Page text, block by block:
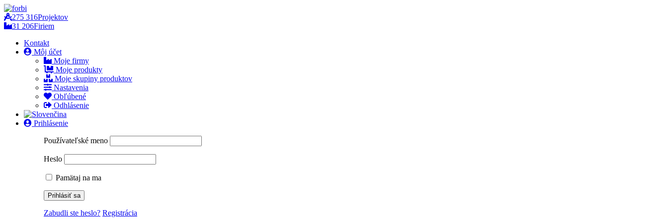
275 316Projektov
31 206Firiem
Kontakt
Môj účet
Moje firmy
Moje produkty
Moje skupiny produktov
Nastavenia
Obľúbené
Odhlásenie
Prihlásenie
Používateľské meno
Heslo
Pamätaj na ma
Zabudli ste heslo? Registrácia